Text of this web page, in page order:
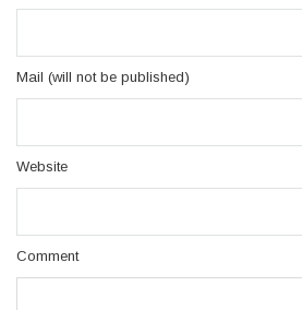
Mail (will not be published)
Website
Comment